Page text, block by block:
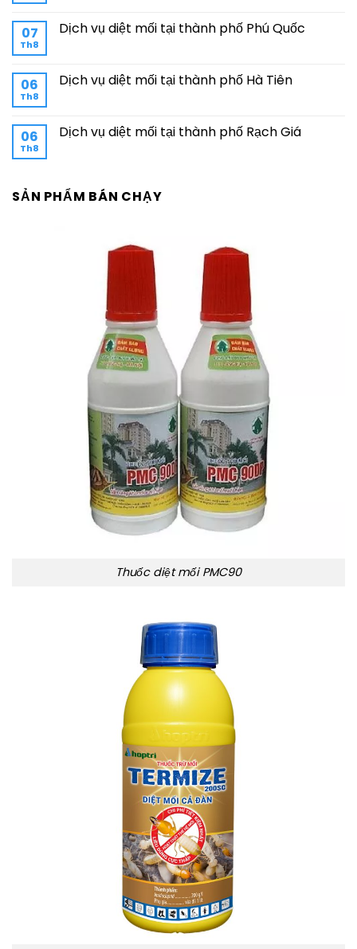
07
Th8
Dịch vụ diệt mối tại thành phố Phú Quốc
06
Th8
Dịch vụ diệt mối tại thành phố Hà Tiên
06
Th8
Dịch vụ diệt mối tại thành phố Rạch Giá
SẢN PHẨM BÁN CHẠY
Thuốc diệt mối PMC90